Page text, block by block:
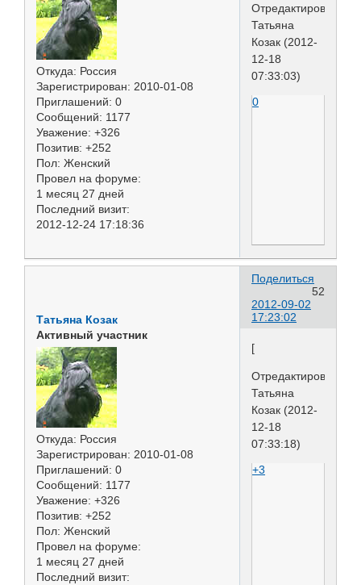
Откуда: Россия
Зарегистрирован: 2010-01-08
Приглашений: 0
Сообщений: 1177
Уважение: +326
Позитив: +252
Пол: Женский
Провел на форуме:
1 месяц 27 дней
Последний визит:
2012-12-24 17:18:36
Отредактировано
Татьяна
Козак (2012-
12-18
07:33:03)
0
Поделиться
52
2012-09-02
17:23:02
Татьяна Козак
Активный участник
Откуда: Россия
Зарегистрирован: 2010-01-08
Приглашений: 0
Сообщений: 1177
Уважение: +326
Позитив: +252
Пол: Женский
Провел на форуме:
1 месяц 27 дней
Последний визит:
[
Отредактировано
Татьяна
Козак (2012-
12-18
07:33:18)
+3